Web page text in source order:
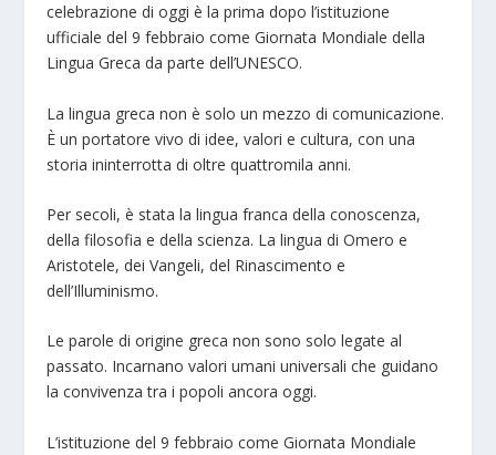
celebrazione di oggi è la prima dopo l’istituzione
ufficiale del 9 febbraio come Giornata Mondiale della
Lingua Greca da parte dell’UNESCO.
La lingua greca non è solo un mezzo di comunicazione.
È un portatore vivo di idee, valori e cultura, con una
storia ininterrotta di oltre quattromila anni.
Per secoli, è stata la lingua franca della conoscenza,
della filosofia e della scienza. La lingua di Omero e
Aristotele, dei Vangeli, del Rinascimento e
dell’Illuminismo.
Le parole di origine greca non sono solo legate al
passato. Incarnano valori umani universali che guidano
la convivenza tra i popoli ancora oggi.
L’istituzione del 9 febbraio come Giornata Mondiale